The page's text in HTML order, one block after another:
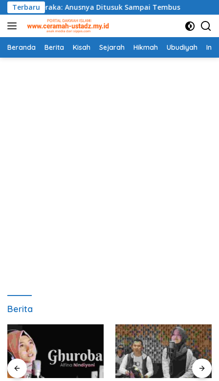
Langsung
ke
konten
TerbaruAnusnya Ditusuk Sampai Tembus Kenapa
Beranda Berita Kisah Sejarah Hikmah Ubudiyah Info
Berita